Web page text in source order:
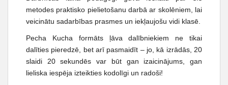
metodes praktisko pielietošanu darbā ar skolēniem, lai
veicinātu sadarbības prasmes un iekļaujošu vidi klasē.
Pecha Kucha formāts ļāva dalībniekiem ne tikai
dalīties pieredzē, bet arī pasmaidīt – jo, kā izrādās, 20
slaidi 20 sekundēs var būt gan izaicinājums, gan
lieliska iespēja izteikties kodolīgi un radoši!